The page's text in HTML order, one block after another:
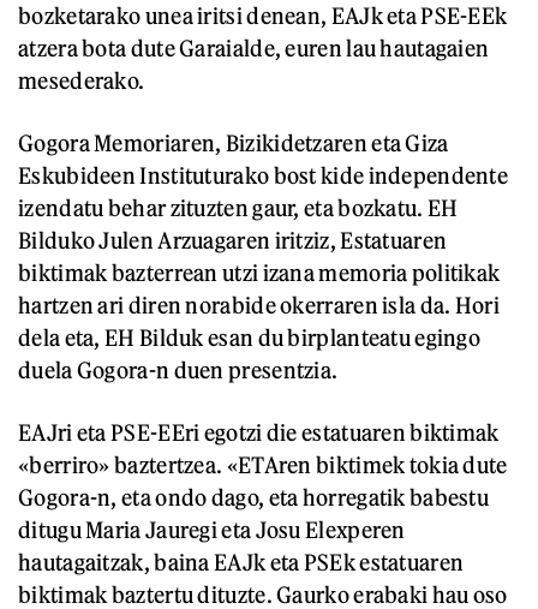
bozketarako unea iritsi denean, EAJk eta PSE-EEk
atzera bota dute Garaialde, euren lau hautagaien
mesederako.
Gogora Memoriaren, Bizikidetzaren eta Giza
Eskubideen Instituturako bost kide independente
izendatu behar zituzten gaur, eta bozkatu. EH
Bilduko Julen Arzuagaren iritziz, Estatuaren
biktimak bazterrean utzi izana memoria politikak
hartzen ari diren norabide okerraren isla da. Hori
dela eta, EH Bilduk esan du birplanteatu egingo
duela Gogora-n duen presentzia.
EAJri eta PSE-EEri egotzi die estatuaren biktimak
«berriro» baztertzea. «ETAren biktimek tokia dute
Gogora-n, eta ondo dago, eta horregatik babestu
ditugu Maria Jauregi eta Josu Elexperen
hautagaitzak, baina EAJk eta PSEk estatuaren
biktimak baztertu dituzte. Gaurko erabaki hau oso